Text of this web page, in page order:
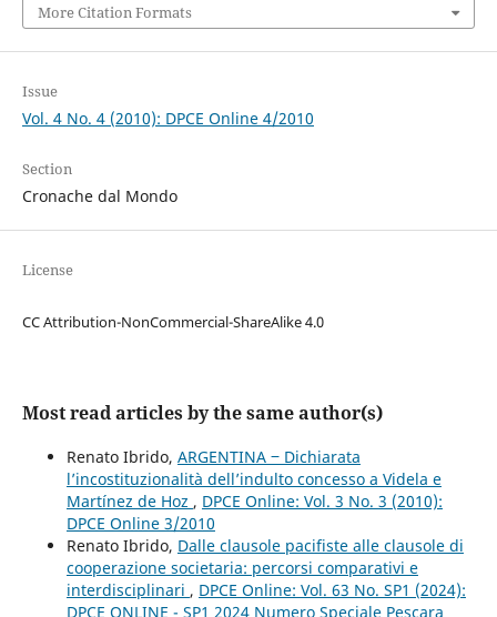
More Citation Formats
Issue
Vol. 4 No. 4 (2010): DPCE Online 4/2010
Section
Cronache dal Mondo
License
CC Attribution-NonCommercial-ShareAlike 4.0
Most read articles by the same author(s)
Renato Ibrido, ARGENTINA ‒ Dichiarata
l’incostituzionalità dell’indulto concesso a Videla e
Martínez de Hoz , DPCE Online: Vol. 3 No. 3 (2010):
DPCE Online 3/2010
Renato Ibrido, Dalle clausole pacifiste alle clausole di
cooperazione societaria: percorsi comparativi e
interdisciplinari , DPCE Online: Vol. 63 No. SP1 (2024):
DPCE ONLINE - SP1 2024 Numero Speciale Pescara